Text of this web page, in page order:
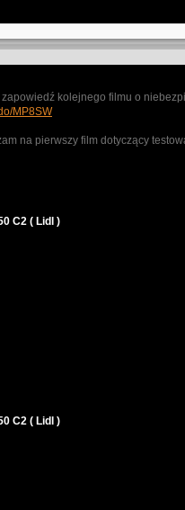
kolejnego filmu o
MP8SW
na pierwszy film dotyczący
C2 ( Lidl )
C2 ( Lidl )